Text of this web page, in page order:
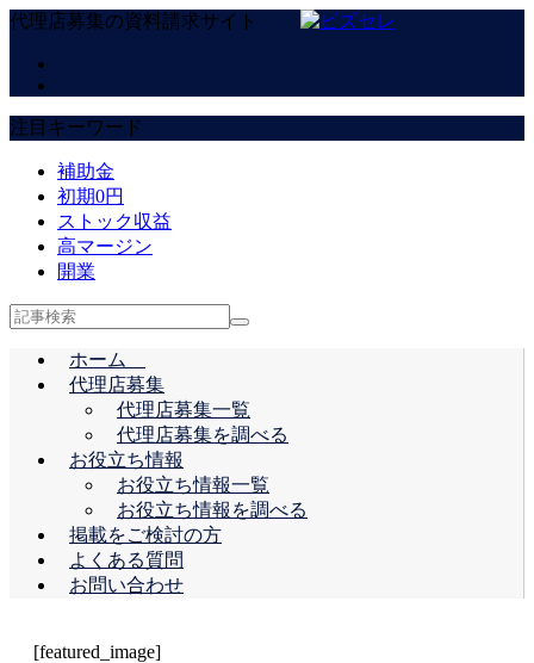
代理店募集の資料請求サイト
注目キーワード
補助金
初期0円
ストック収益
高マージン
開業
ホーム
代理店募集
代理店募集一覧
代理店募集を調べる
お役立ち情報
お役立ち情報一覧
お役立ち情報を調べる
掲載をご検討の方
よくある質問
お問い合わせ
[featured_image]